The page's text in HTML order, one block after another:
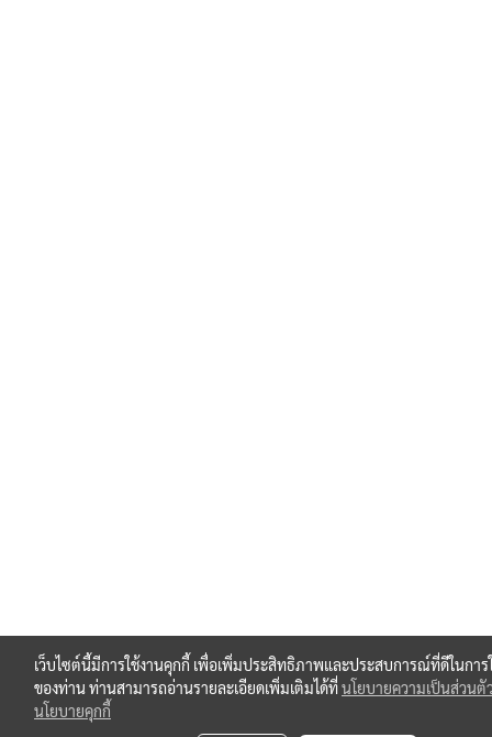
เว็บไซต์นี้มีการใช้งานคุกกี้ เพื่อเพิ่มประสิทธิภาพและประสบการณ์ที่ดีในการ
ของท่าน ท่านสามารถอ่านรายละเอียดเพิ่มเติมได้ที่นโยบายความเป็นส่วนตั
นโยบายคุกกี้